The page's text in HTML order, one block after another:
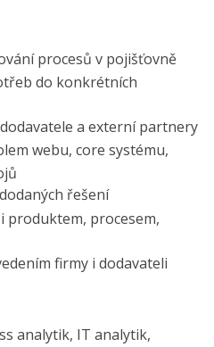
procesů v pojišťovně
do konkrétních
a externí partnery
webu, core systému,
řešení
produktem, procesem,
firmy i dodavateli
analytik, IT analytik,